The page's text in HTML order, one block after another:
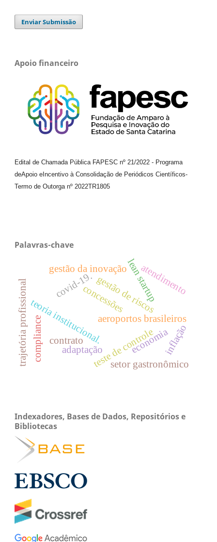
Enviar Submissão
Apoio financeiro
Edital de Chamada Pública FAPESC nº 21/2022 - Programa
deApoio e Incentivo à Consolidação de Periódicos Científicos-
Termo de Outorga nº 2022TR1805
Palavras-chave
covid-19.concessões
aeroportos brasileiros
teoria institucional.
teste de controle
gestão de riscos
compliance
lean startup
gestão da inovação
setor gastronômico
adaptação
atendimento
trajetória profissional economia
contrato inflação
Indexadores, Bases de Dados, Repositórios e
Bibliotecas